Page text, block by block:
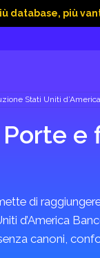
database, più
Stati Uniti d’America
e
di
d’America
canoni,